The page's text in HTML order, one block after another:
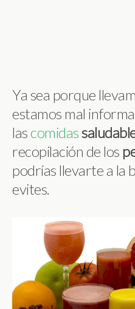
Ya sea porque
estamos mal
lascomidas
recopilación de los
podrías llevarte a la
evites.